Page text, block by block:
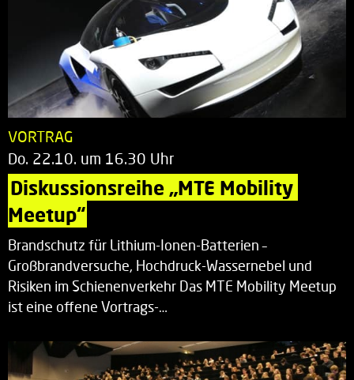
VORTRAG
Do. 22.10. um 16.30 Uhr
Diskussionsreihe „MTE Mobility
Meetup“
Brandschutz für Lithium-Ionen-Batterien –
Großbrandversuche, Hochdruck-Wassernebel und
Risiken im Schienenverkehr Das MTE Mobility Meetup
ist eine offene Vortrags-…